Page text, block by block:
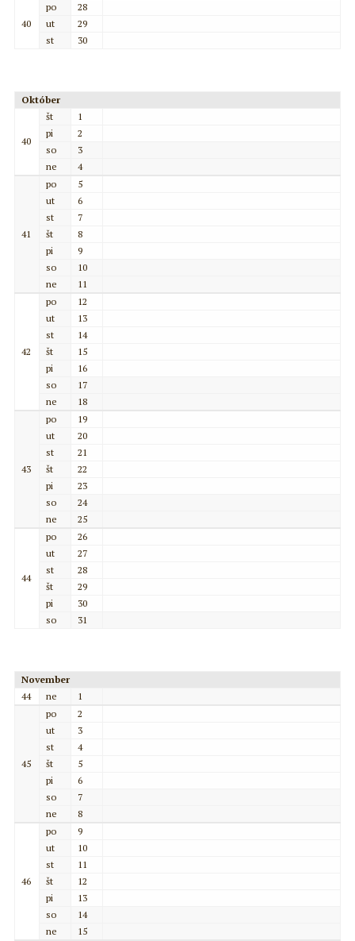
40
po
28
ut
29
st
30
Október
40
št
1
pi
2
so
3
ne
4
41
po
5
ut
6
st
7
št
8
pi
9
so
10
ne
11
42
po
12
ut
13
st
14
št
15
pi
16
so
17
ne
18
43
po
19
ut
20
st
21
št
22
pi
23
so
24
ne
25
44
po
26
ut
27
st
28
št
29
pi
30
so
31
November
44
ne 1
45
po
2
ut
3
st
4
št
5
pi
6
so
7
ne
8
46
po
9
ut
10
st
11
št
12
pi
13
so
14
ne
15